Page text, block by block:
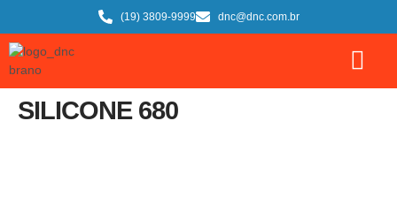
(19) 3809-9999 dnc@dnc.com.br
SILICONE 680